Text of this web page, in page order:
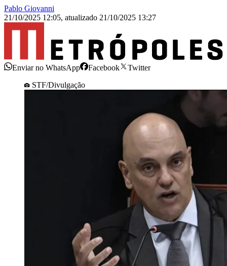
Pablo Giovanni
21/10/2025 12:05, atualizado 21/10/2025 13:27
Enviar no WhatsApp Facebook
Twitter
STF/Divulgação